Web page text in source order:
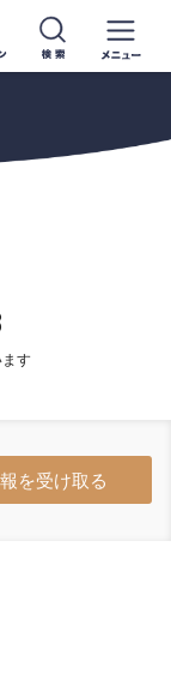
す
を受け取る